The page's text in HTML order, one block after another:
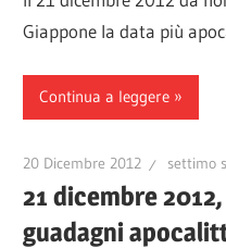
Giappone la data più
Continua a leggere
20 Dicembre 2012 settimo
21 dicembre
guadagni